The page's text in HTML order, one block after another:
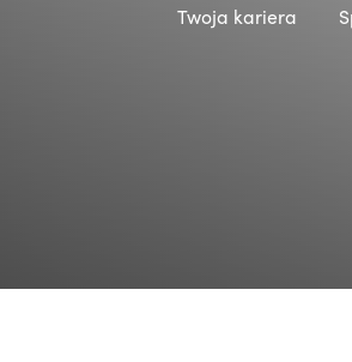
Twoja kariera